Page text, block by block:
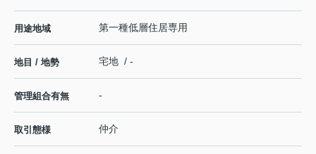
用途地域 第一種低層住居専用
地目 / 地勢 宅地 / -
管理組合有無 -
取引態様 仲介